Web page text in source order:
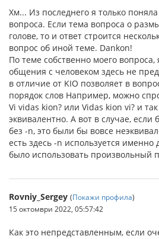
Хм... Из последнего я только
вопроса. Если тема вопроса о
голове, то и ответ строится
вопрос об иной теме. Dankon!
По теме собственно моего
общения с человеком здесь не
в отличие от KIO позволяет в
порядок слов Например, можно
Vi vidas kion? или Vidas kion vi? и
эквивалентно. А вот в случае, если
без -n, это были бы вовсе
есть здесь -n используется
было использовать произвольный
Rovniy_Sergey (Покажи профила)
15 октомври 2022, 05:57:42
Как это непредставленным, если